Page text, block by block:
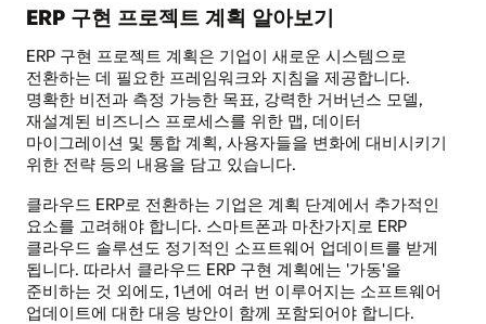
ERP 구현 프로젝트 계획 알아보기
ERP 구현 프로젝트 계획은 기업이 새로운 시스템으로
전환하는 데 필요한 프레임워크와 지침을 제공합니다.
명확한 비전과 측정 가능한 목표, 강력한 거버넌스 모델,
재설계된 비즈니스 프로세스를 위한 맵, 데이터
마이그레이션 및 통합 계획, 사용자들을 변화에 대비시키기
위한 전략 등의 내용을 담고 있습니다.
클라우드 ERP로 전환하는 기업은 계획 단계에서 추가적인
요소를 고려해야 합니다. 스마트폰과 마찬가지로 ERP
클라우드 솔루션도 정기적인 소프트웨어 업데이트를 받게
됩니다. 따라서 클라우드 ERP 구현 계획에는 '가동'을
준비하는 것 외에도, 1년에 여러 번 이루어지는 소프트웨어
업데이트에 대한 대응 방안이 함께 포함되어야 합니다.